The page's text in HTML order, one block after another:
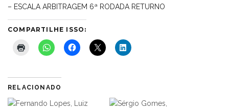
– ESCALA ARBITRAGEM 6ª RODADA RETURNO
COMPARTILHE ISSO:
RELACIONADO